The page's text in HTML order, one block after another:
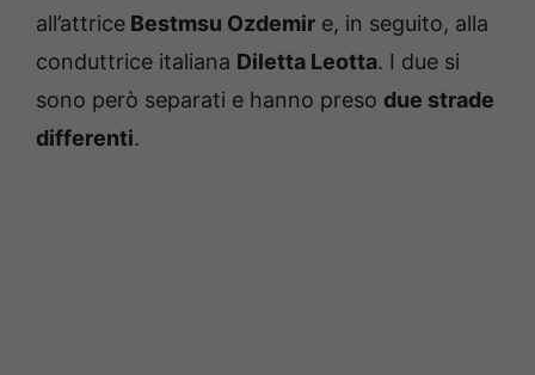
all’attrice Bestmsu Ozdemir e, in seguito, alla
conduttrice italiana Diletta Leotta. I due si
sono però separati e hanno preso due strade
differenti.